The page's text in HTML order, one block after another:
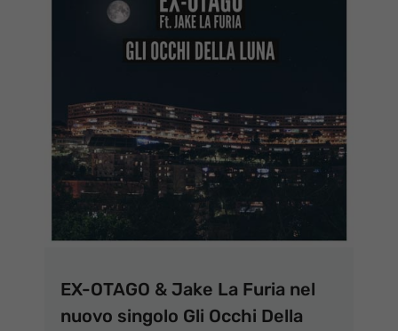
EX-OTAGO & Jake La Furia nel
nuovo singolo Gli Occhi Della